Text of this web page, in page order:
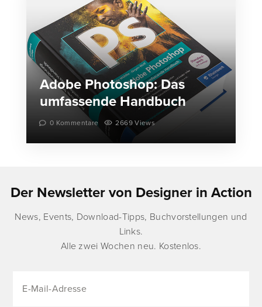
Adobe Photoshop: Das
umfassende Handbuch
0 Kommentare 2669 Views
Der Newsletter von Designer in Action
News, Events, Download-Tipps, Buchvorstellungen und
Links.
Alle zwei Wochen neu. Kostenlos.